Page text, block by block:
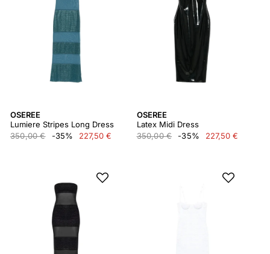
OSEREE
Lumiere Stripes Long Dress
350,00 €
-35% 227,50 €
OSEREE
Latex Midi Dress
350,00 €
-35% 227,50 €